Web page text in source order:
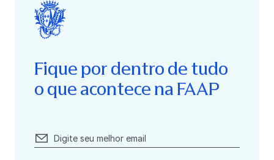
Fique por dentro de tudo
o que acontece na FAAP